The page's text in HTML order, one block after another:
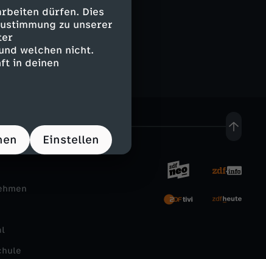
dürfen. Dies
zu unserer
welchen nicht.
in deinen
Einstellen